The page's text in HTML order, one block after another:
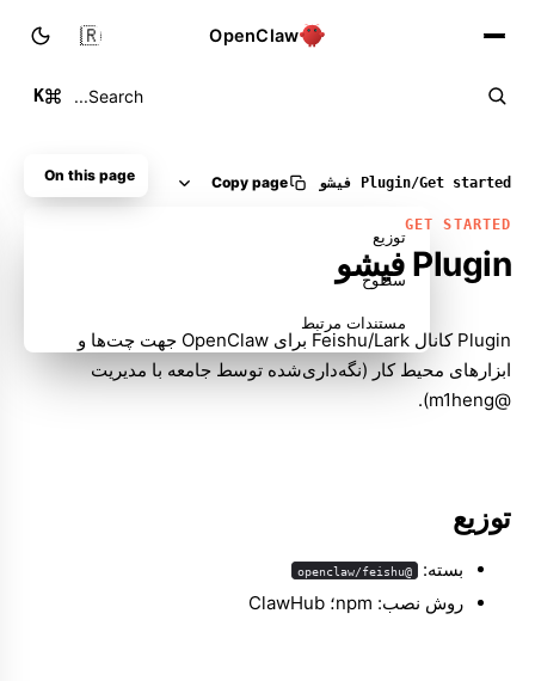
OpenClaw
Search...
K
🇮🇷
Get started
/Plugin فیشو Copy page
GET STARTED
Plugin فیشو
Plugin کانال Feishu/Lark برای OpenClaw جهت چت‌ها و
ابزارهای محیط کار (نگه‌داری‌شده توسط جامعه با مدیریت
@m1heng).
توزیع
بسته: @openclaw/feishu
روش نصب: npm؛ ClawHub
On this page
توزیع
سطوح
مستندات مرتبط